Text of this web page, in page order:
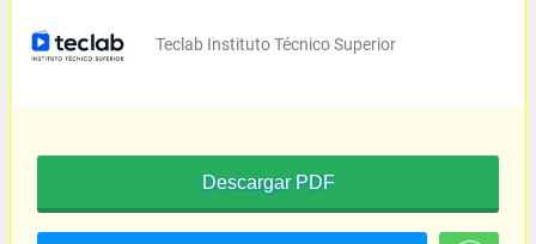
Teclab Instituto Técnico Superior
Descargar PDF